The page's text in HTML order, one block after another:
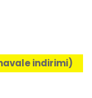
havale indirimi)